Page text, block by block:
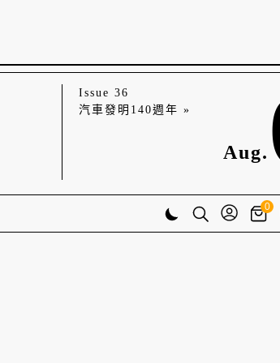
Issue 36
汽車發明140週年 »
Aug.
0